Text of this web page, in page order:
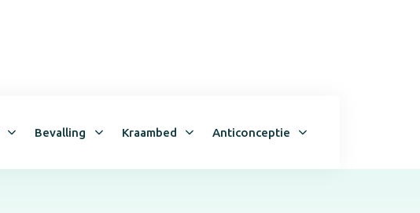
Bevalling Kraambed Anticonceptie